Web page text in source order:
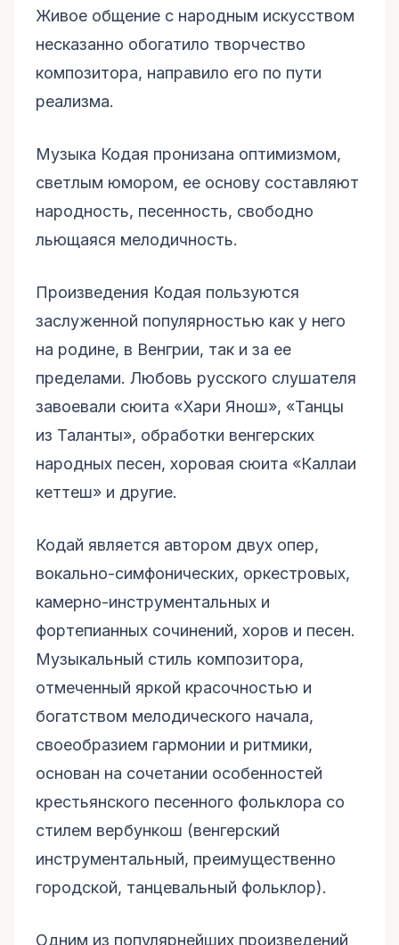
Живое общение с народным искусством
несказанно обогатило творчество
композитора, направило его по пути
реализма.
Музыка Кодая пронизана оптимизмом,
светлым юмором, ее основу составляют
народность, песенность, свободно
льющаяся мелодичность.
Произведения Кодая пользуются
заслуженной популярностью как у него
на родине, в Венгрии, так и за ее
пределами. Любовь русского слушателя
завоевали сюита «Хари Янош», «Танцы
из Таланты», обработки венгерских
народных песен, хоровая сюита «Каллаи
кеттеш» и другие.
Кодай является автором двух опер,
вокально-симфонических, оркестровых,
камерно-инструментальных и
фортепианных сочинений, хоров и песен.
Музыкальный стиль композитора,
отмеченный яркой красочностью и
богатством мелодического начала,
своеобразием гармонии и ритмики,
основан на сочетании особенностей
крестьянского песенного фольклора со
стилем вербункош (венгерский
инструментальный, преимущественно
городской, танцевальный фольклор).
Одним из популярнейших произведений